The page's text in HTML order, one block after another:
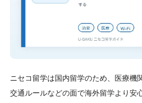
ニセコ留学は国内留学のため、医療機
交通ルールなどの面で海外留学より安